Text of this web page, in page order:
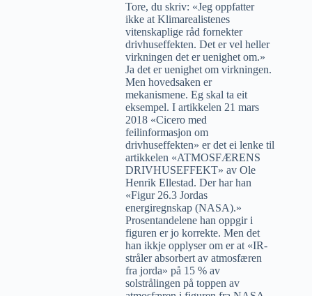
Tore, du skriv: «Jeg oppfatter
ikke at Klimarealistenes
vitenskaplige råd fornekter
drivhuseffekten. Det er vel heller
virkningen det er uenighet om.»
Ja det er uenighet om virkningen.
Men hovedsaken er
mekanismene. Eg skal ta eit
eksempel. I artikkelen 21 mars
2018 «Cicero med
feilinformasjon om
drivhuseffekten» er det ei lenke til
artikkelen «ATMOSFÆRENS
DRIVHUSEFFEKT» av Ole
Henrik Ellestad. Der har han
«Figur 26.3 Jordas
energiregnskap (NASA).»
Prosentandelene han oppgir i
figuren er jo korrekte. Men det
han ikkje opplyser om er at «IR-
stråler absorbert av atmosfæren
fra jorda» på 15 % av
solstrålingen på toppen av